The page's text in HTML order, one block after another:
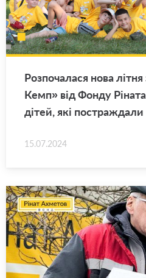
Роз­по­ча­ла­ся нова
Кемп» від Фонду
дітей, які по­ст­раж­да­ли
15.07.2024